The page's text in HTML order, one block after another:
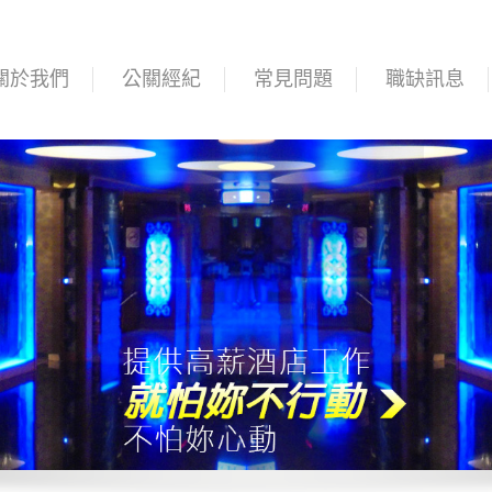
於我們 公關經紀 常見問題 職缺訊息